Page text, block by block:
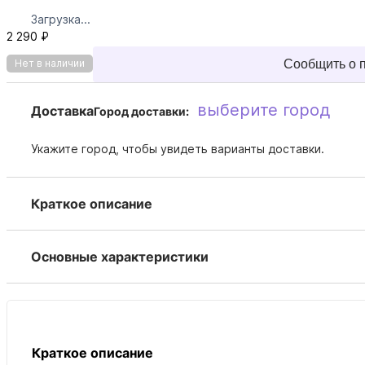
Загрузка...
2 290 ₽
Нет в наличии Сообщить о
ДоставкаГород доставки: выберите город
Укажите город, чтобы увидеть варианты доставки.
Краткое описание
Основные характеристики
Краткое описание